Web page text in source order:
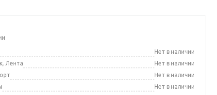
Нет в наличии
Лента
Нет в наличии
Нет в наличии
Нет в наличии